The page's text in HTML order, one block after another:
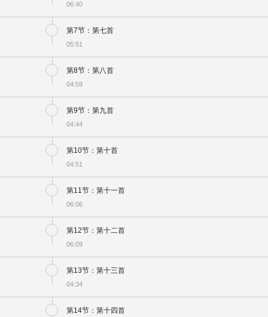
06:40
第7节：第七首
05:51
第8节：第八首
04:59
第9节：第九首
04:44
第10节：第十首
04:51
第11节：第十一首
06:06
第12节：第十二首
06:09
第13节：第十三首
04:34
第14节：第十四首